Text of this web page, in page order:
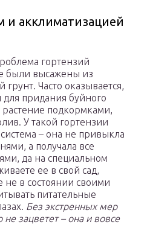
и акклиматизацией
гортензий
были высажены из
Часто оказывается,
придания буйного
подкормками,
У такой гортензии
– она не привыкла
а получала все
да на специальном
ее в свой сад,
не в состоянии своими
питательные
Без экстренных мер
не зацветет – она и вовсе